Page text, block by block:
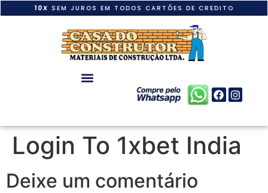
10X SEM JUROS EM TODOS CARTÕES DE CREDITO
Login To 1xbet India
Deixe um comentário